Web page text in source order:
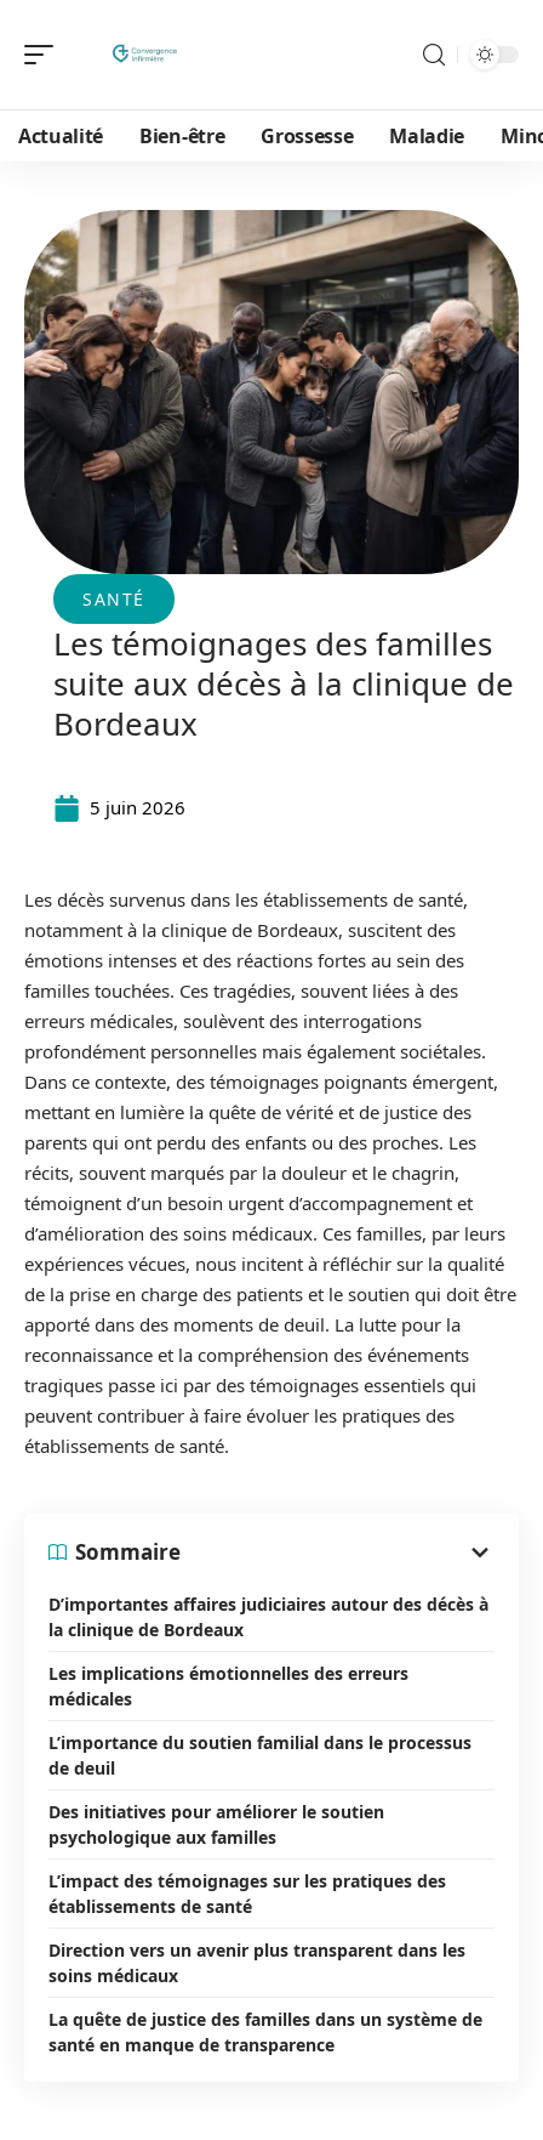
Actualité Bien-être Grossesse Maladie
SANTÉ
Les témoignages des familles
suite aux décès à la clinique de
Bordeaux
5 juin 2026
Les décès survenus dans les établissements de santé,
notamment à la clinique de Bordeaux, suscitent des
émotions intenses et des réactions fortes au sein des
familles touchées. Ces tragédies, souvent liées à des
erreurs médicales, soulèvent des interrogations
profondément personnelles mais également sociétales.
Dans ce contexte, des témoignages poignants émergent,
mettant en lumière la quête de vérité et de justice des
parents qui ont perdu des enfants ou des proches. Les
récits, souvent marqués par la douleur et le chagrin,
témoignent d’un besoin urgent d’accompagnement et
d’amélioration des soins médicaux. Ces familles, par leurs
expériences vécues, nous incitent à réfléchir sur la qualité
de la prise en charge des patients et le soutien qui doit être
apporté dans des moments de deuil. La lutte pour la
reconnaissance et la compréhension des événements
tragiques passe ici par des témoignages essentiels qui
peuvent contribuer à faire évoluer les pratiques des
établissements de santé.
Sommaire
D’importantes affaires judiciaires autour des décès à
la clinique de Bordeaux
Les implications émotionnelles des erreurs
médicales
L’importance du soutien familial dans le processus
de deuil
Des initiatives pour améliorer le soutien
psychologique aux familles
L’impact des témoignages sur les pratiques des
établissements de santé
Direction vers un avenir plus transparent dans les
soins médicaux
La quête de justice des familles dans un système de
santé en manque de transparence